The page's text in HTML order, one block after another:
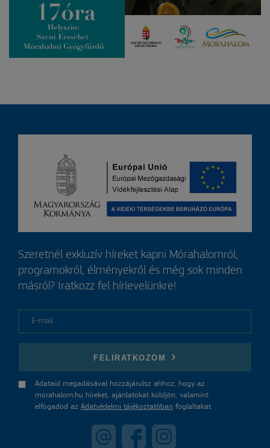
Szeretnél exkluzív híreket kapni Mórahalomról,
programokról, élményekről és még sok minden
másról? Iratkozz fel hírlevelünkre!
FELIRATKOZOM
Adataid megadásával hozzájárulsz ahhoz, hogy az
morahalom.hu híreket, ajánlatokat küldjön, valamint
elfogadod az Adatvédelmi tájékoztatóban foglaltakat.